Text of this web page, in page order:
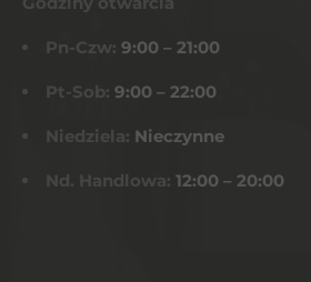
Pn-Czw: 9:00 – 21:00
Pt-Sob: 9:00 – 22:00
Niedziela: Nieczynne
Nd. Handlowa: 12:00 – 20:00